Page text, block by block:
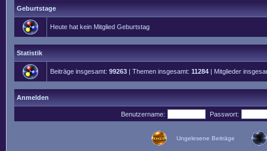
Geburtstage
Heute hat kein Mitglied Geburtstag
Statistik
Beiträge insgesamt: 99263 | Themen insgesamt: 11284 | Mitglieder
Anmelden
Benutzername: Passwort:
Ungelesene Beiträge